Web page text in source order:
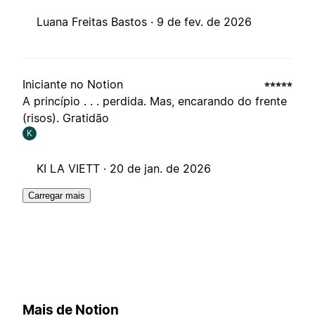
Luana Freitas Bastos · 9 de fev. de 2026
Iniciante no Notion
A princípio . . . perdida. Mas, encarando do frente
(risos). Gratidão
K
KI LA VIETT · 20 de jan. de 2026
Carregar mais
Mais de Notion